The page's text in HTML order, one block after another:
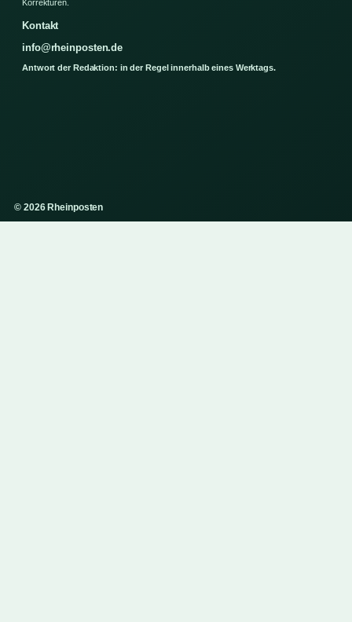
Korrekturen.
Kontakt
info@rheinposten.de
Antwort der Redaktion: in der Regel innerhalb eines Werktags.
© 2026 Rheinposten